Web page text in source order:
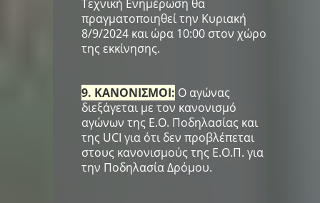
Τεχνική Ενημέρωση θα
πραγματοποιηθεί την Κυριακή
8/9/2024 και ώρα 10:00 στον χώρο
της εκκίνησης.
9. ΚΑΝΟΝΙΣΜΟΙ: Ο αγώνας
διεξάγεται με τον κανονισμό
αγώνων της Ε.Ο. Ποδηλασίας και
της UCI για ότι δεν προβλέπεται
στους κανονισμούς της Ε.Ο.Π. για
την Ποδηλασία Δρόμου.